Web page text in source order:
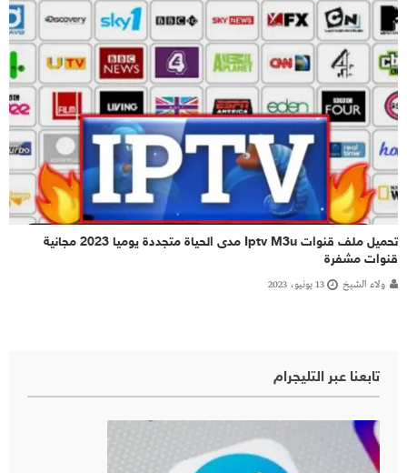
تحميل ملف قنوات Iptv M3u مدى الحياة متجددة يوميا 2023 مجانية
قنوات مشفرة
ولاء الشيخ 13 يونيو، 2023
تابعنا عبر التليجرام